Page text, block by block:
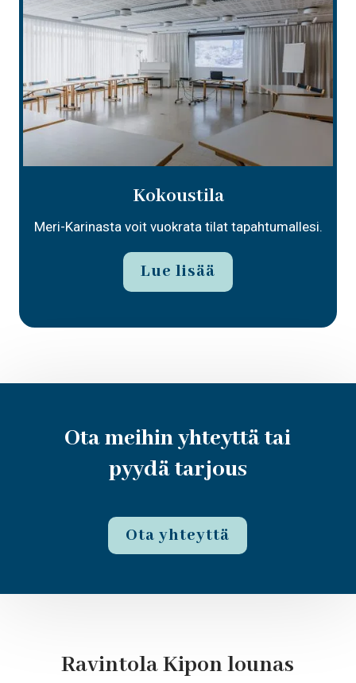
Kokoustila
Meri-Karinasta voit vuokrata tilat tapahtumallesi.
Lue lisää
Ota meihin yhteyttä tai
pyydä tarjous
Ota yhteyttä
Ravintola Kipon lounas